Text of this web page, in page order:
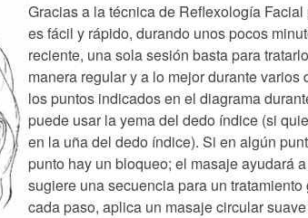
Gracias a la técnica de Reflexología
es fácil y rápido, durando unos pocos
reciente, una sola sesión basta para
manera regular y a lo mejor durante
los puntos indicados en el diagrama
puede usar la yema del dedo índice (si
en la uña del dedo índice). Si en algún
punto hay un bloqueo; el masaje ayudará
sugiere una secuencia para un
cada paso, aplica un masaje circular